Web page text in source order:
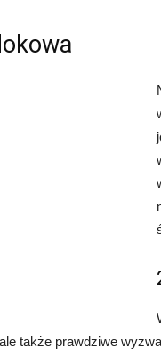
także prawdziwe